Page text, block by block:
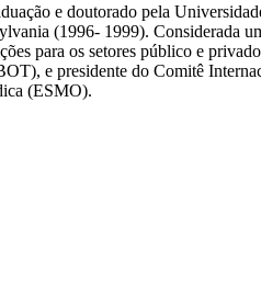
e doutorado pela
(1996- 1999). Considerada
para os setores público e
e presidente do Comitê
(ESMO).